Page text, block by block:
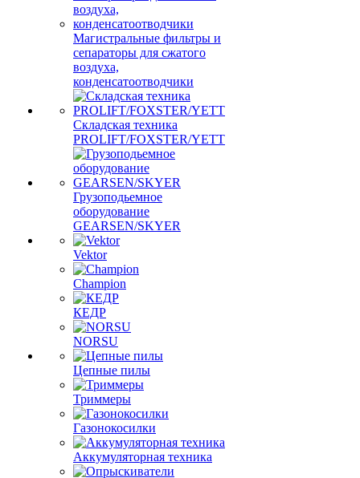
Магистральные фильтры и
сепараторы для сжатого
воздуха,
конденсатоотводчики
Складская техника
PROLIFT/FOXSTER/YETT
Грузоподьемное
оборудование
GEARSEN/SKYER
Vektor
Champion
КЕДР
NORSU
Цепные пилы
Триммеры
Газонокосилки
Аккумуляторная техника